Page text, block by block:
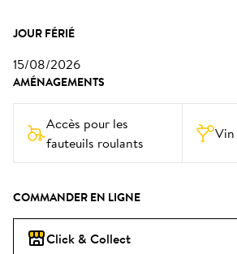
JOUR FÉRIÉ
15/08/2026
AMÉNAGEMENTS
Accès pour les
fauteuils roulants
COMMANDER EN LIGNE
Click & Collect